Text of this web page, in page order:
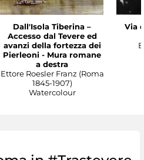
Dall'Isola Tiberina –
Accesso dal Tevere ed
avanzi della fortezza dei
Pierleoni - Mura romane
a destra
Ettore Roesler Franz (Roma
1845-1907)
Watercolour
Via